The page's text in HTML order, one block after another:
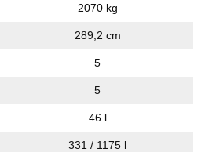
2070 kg
289,2 cm
5
5
46 l
331 / 1175 l